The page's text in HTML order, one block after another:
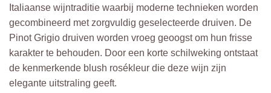
Italiaanse wijntraditie waarbij moderne technieken worden
gecombineerd met zorgvuldig geselecteerde druiven. De
Pinot Grigio druiven worden vroeg geoogst om hun frisse
karakter te behouden. Door een korte schilweking ontstaat
de kenmerkende blush rosékleur die deze wijn zijn
elegante uitstraling geeft.